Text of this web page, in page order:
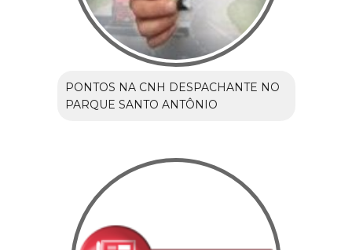
PONTOS NA CNH DESPACHANTE NO
PARQUE SANTO ANTÔNIO